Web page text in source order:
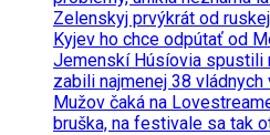
Zelenskyj prvýkrát od
Kyjev ho chce odpútať od
Jemenskí Húsíovia spustili
zabili najmenej 38 vládnych
Mužov čaká na
bruška, na festivale sa tak